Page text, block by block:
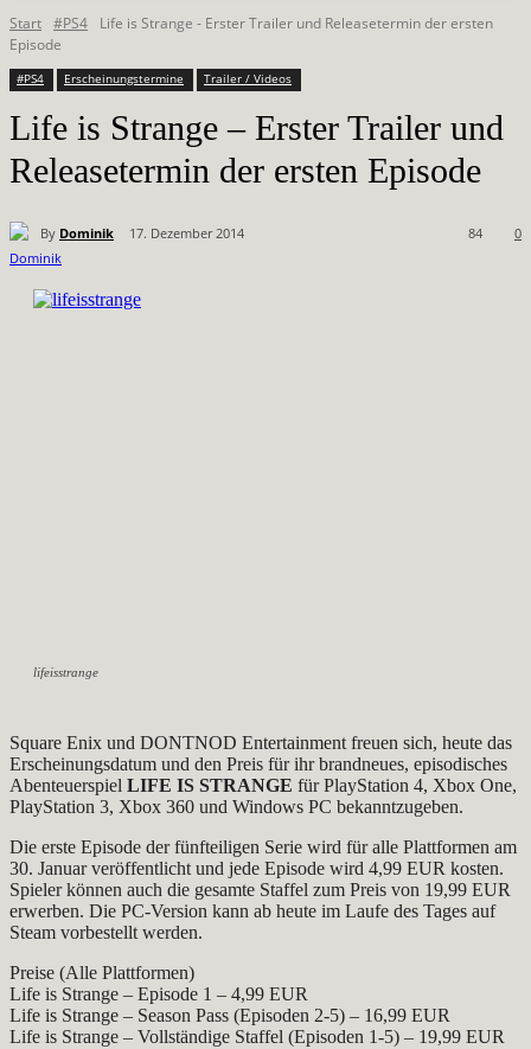
Start #PS4
Life is Strange - Erster Trailer und Releasetermin der ersten
Episode
#PS4 Erscheinungstermine Trailer / Videos
Life is Strange – Erster Trailer und
Releasetermin der ersten Episode
By Dominik 17. Dezember 2014 0
84
lifeisstrange
Square Enix und DONTNOD Entertainment freuen sich, heute das
Erscheinungsdatum und den Preis für ihr brandneues, episodisches
Abenteuerspiel LIFE IS STRANGE für PlayStation 4, Xbox One,
PlayStation 3, Xbox 360 und Windows PC bekanntzugeben.
Die erste Episode der fünfteiligen Serie wird für alle Plattformen am
30. Januar veröffentlicht und jede Episode wird 4,99 EUR kosten.
Spieler können auch die gesamte Staffel zum Preis von 19,99 EUR
erwerben. Die PC-Version kann ab heute im Laufe des Tages auf
Steam vorbestellt werden.
Preise (Alle Plattformen)
Life is Strange – Episode 1 – 4,99 EUR
Life is Strange – Season Pass (Episoden 2-5) – 16,99 EUR
Life is Strange – Vollständige Staffel (Episoden 1-5) – 19,99 EUR